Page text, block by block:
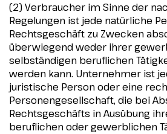
(2) Verbraucher im Sinne der
Regelungen ist jede natürliche
Rechtsgeschäft zu Zwecken
überwiegend weder ihrer
selbständigen beruflichen
werden kann. Unternehmer ist
juristische Person oder eine
Personengesellschaft, die bei
Rechtsgeschäfts in Ausübung
beruflichen oder gewerblichen